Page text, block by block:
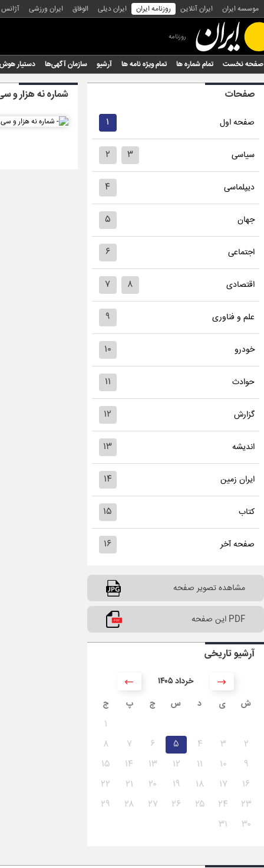
موسسه ایران ایران آنلاین روزنامه ایران ایران دیلی الوفاق ایران ورزشی
روزنامه
صفحه نخست تمام شماره ها تمام ویژه نامه ها آرشیو سازمان آگهی‌ها دستیار
صفحات
صفحه اول ۱
سیاسی ۲ ۳
دیپلماسی ۴
جهان ۵
اجتماعی ۶
اقتصادی ۷ ۸
علم و فناوری ۹
خودرو ۱۰
حوادث ۱۱
گزارش ۱۲
اندیشه ۱۳
ایران زمین ۱۴
کتاب ۱۵
صفحه آخر ۱۶
مشاهده تصویر صفحه
PDF این صفحه
آرشیو تاریخی
۱۴۰۵ خرداد
ش
ی د س چ پ ج
۱
۲
۳ ۴ ۵ ۶ ۷
۸
۹
۱۰ ۱۱ ۱۲ ۱۳ ۱۴
۱۵
۱۶
۱۷ ۱۸ ۱۹ ۲۰ ۲۱
۲۲
۲۳
۲۴ ۲۵ ۲۶ ۲۷ ۲۸
۲۹
۳۰
۳۱
شماره نه هزار و